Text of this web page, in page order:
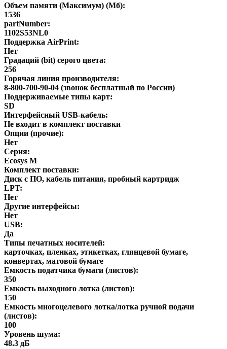
Объем памяти (Максимум) (Мб):
1536
partNumber:
1102S53NL0
Поддержка AirPrint:
Нет
Градаций (bit) серого цвета:
256
Горячая линия производителя:
8-800-700-90-04 (звонок бесплатный по России)
Поддерживаемые типы карт:
SD
Интерфейсный USB-кабель:
Не входит в комплект поставки
Опции (прочие):
Нет
Серия:
Ecosys M
Комплект поставки:
Диск с ПО, кабель питания, пробный картридж
LPT:
Нет
Другие интерфейсы:
Нет
USB:
Да
Типы печатных носителей:
карточках, пленках, этикетках, глянцевой бумаге,
конвертах, матовой бумаге
Емкость податчика бумаги (листов):
350
Емкость выходного лотка (листов):
150
Емкость многоцелевого лотка/лотка ручной подачи
(листов):
100
Уровень шума:
48.3 дБ